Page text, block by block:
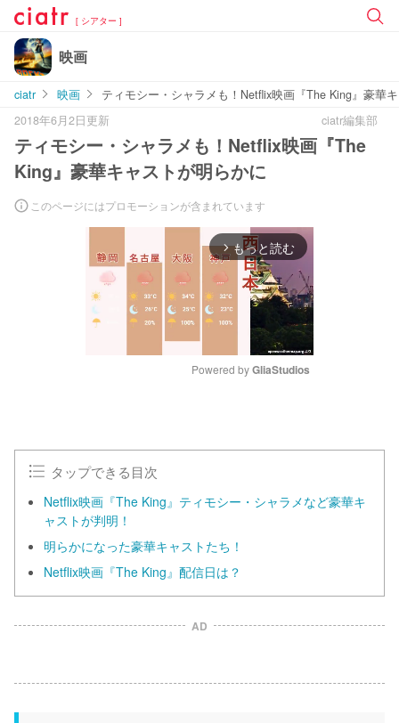
[ シアター ]
映画
ciatr 映画
ティモシー・シャラメも！Netflix映画『The King』豪華
2018年6月2日更新
ciatr編集部
ティモシー・シャラメも！Netflix映画『The
King』豪華キャストが明らかに
このページにはプロモーションが含まれています
arrow_forward_ios もっと読む
Powered by GliaStudios
タップできる目次
Netflix映画『The King』ティモシー・シャラメなど豪華キ
ャストが判明！
明らかになった豪華キャストたち！
Netflix映画『The King』配信日は？
AD